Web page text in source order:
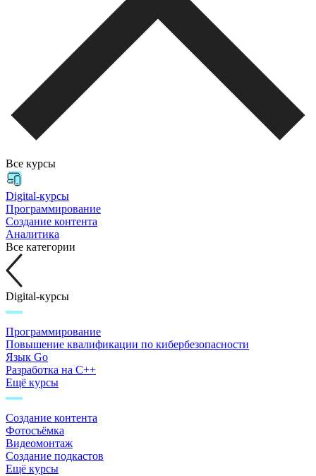
Все курсы
Digital-курсы
Программирование
Создание контента
Аналитика
Все категории
Digital-курсы
Программирование
Повышение квалификации по кибербезопасности
Язык Go
Разработка на C++
Ещё курсы
Создание контента
Фотосъёмка
Видеомонтаж
Создание подкастов
Ещё курсы